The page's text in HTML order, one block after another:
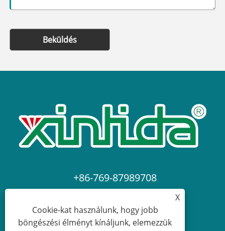
Beküldés
+86-769-87989708
X
Cookie-kat használunk, hogy jobb
böngészési élményt kínáljunk, elemezzük